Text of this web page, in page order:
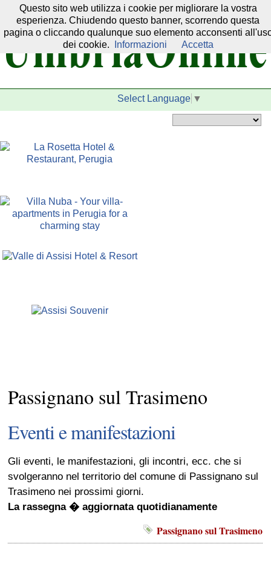
Il nostro network:
Select Language ▼
Passignano sul Trasimeno
Eventi e manifestazioni
Gli eventi, le manifestazioni, gli incontri, ecc. che si
svolgeranno nel territorio del comune di Passignano sul
Trasimeno nei prossimi giorni.
La rassegna � aggiornata quotidianamente
Passignano sul Trasimeno
Questo sito web utilizza i cookie per migliorare la vostra
esperienza. Chiudendo questo banner, scorrendo questa
pagina o cliccando qualunque suo elemento acconsenti
dei cookie.
Informazioni Accetta